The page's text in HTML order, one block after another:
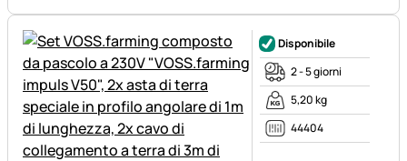
Disponibile
2 - 5 giorni
5,20 kg
44404